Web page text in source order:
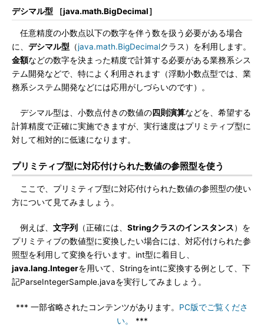
デシマル型 ［java.math.BigDecimal］
任意精度の小数点以下の数字を伴う数を扱う必要がある場合
に、 デシマル型 （java.math.BigDecimalクラス）を利用します。
金額などの数字を決まった精度で計算する必要がある業務系シス
テム開発などで、特によく利用されます（浮動小数点型では、業
務系システム開発などには応用がしづらいのです）。
デシマル型は、小数点付きの数値の四則演算などを、希望する
計算精度で正確に実施できますが、実行速度はプリミティブ型に
対して相対的に低速になります。
プリミティブ型に対応付けられた数値の参照型を使う
ここで、プリミティブ型に対応付けられた数値の参照型の使い
方について見てみましょう。
例えば、 文字列 （正確には、 Stringクラスのインスタンス）を
プリミティブの数値型に変換したい場合には、対応付けられた参
照型を利用して変換を行います。int型に着目し、
java.lang.Integerを用いて、Stringをintに変換する例として、下
記ParseIntegerSample.javaを実行してみましょう。
*** 一部省略されたコンテンツがあります。 PC版でご覧くださ
い。
***